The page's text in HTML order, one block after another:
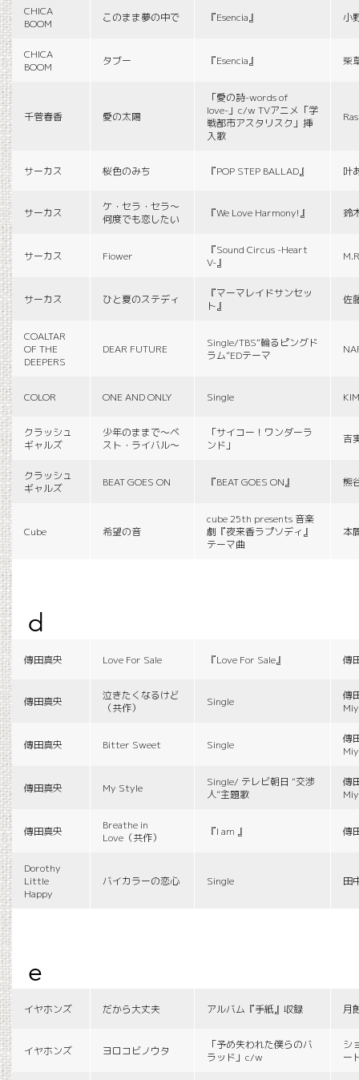
CHICA
BOOM
このまま夢の中で 『Esencia』 小
CHICA
BOOM
タブー 『Esencia』 柴
千菅春香 愛の太陽
「愛の詩-words of
love-」c/w TVアニメ「学
戦都市アスタリスク」挿
入歌
サーカス 桜色のみち 『POP STEP BALLAD』 叶
サーカス
ケ・セラ・セラ〜
何度でも恋したい
『We Love Harmony!』 鈴
サーカス Fiower
『Sound Circus -Heart
V-』
サーカス ひと夏のステディ
『マーマレイドサンセッ
ト』
佐
COALTAR
OF THE
DEEPERS
DEAR FUTURE
Single/TBS“輪るピングド
ラム”EDテーマ
COLOR ONE AND ONLY Single
クラッシュ
ギャルズ
少年のままで〜ベ
スト・ライバル〜
「サイコー！ワンダーラ
ンド」
吉
クラッシュ
ギャルズ
BEAT GOES ON 『BEAT GOES ON』 熊
Cube 希望の音
cube 25th presents 音楽
劇『夜来香ラプソディ』
テーマ曲
本
d
傳田真央 Love For Sale 『Love For Sale』 傳
傳田真央
泣きたくなるけど
（共作）
Single
傳
傳田真央 Bitter Sweet Single
傳
傳田真央 My Style
Single/ テレビ朝日 “交渉
人”主題歌
傳
傳田真央
Breathe in
Love（共作）
『I am 』 傳
Dorothy
Little
Happy
バイカラーの恋心 Single 田
e
イヤホンズ だから大丈夫 アルバム『手紙』収録 月
イヤホンズ ヨロコビノウタ
「予め失われた僕らのバ
ラッド」c/w
シ
ー